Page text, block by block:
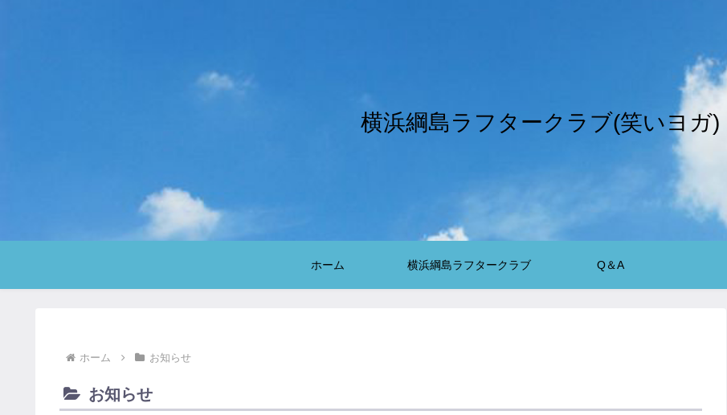
横浜綱島ラフタークラブ(笑いヨガ)
ホーム 横浜綱島ラフタークラブ Q＆A
ホーム お知らせ
お知らせ